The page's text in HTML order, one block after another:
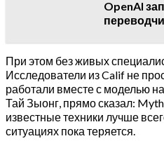
OpenAI
При этом без живых
Исследователи из Calif не
работали вместе с моделью
Тай Зыонг, прямо сказал:
известные техники лучше
ситуациях пока теряется.